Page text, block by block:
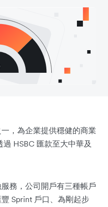
，為企業提供穩健的商業
HSBC 匯款至大中華及
務，公司開戶有三種帳戶
Sprint 戶口、為剛起步